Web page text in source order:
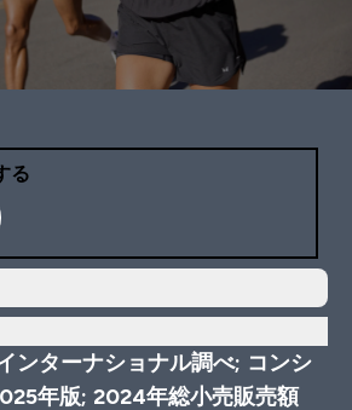
る
ンターナショナル調べ; コンシ
年版; 2024年総小売販売額